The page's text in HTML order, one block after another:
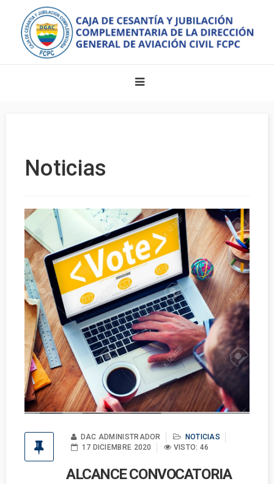
Noticias
DAC ADMINISTRADOR
NOTICIAS
17 DICIEMBRE 2020
VISTO: 46
ALCANCE CONVOCATORIA